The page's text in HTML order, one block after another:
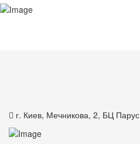
г. Киев, Мечникова, 2, БЦ Парус